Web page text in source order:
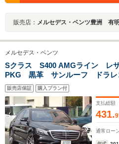
販売店： メルセデス・ベンツ豊洲 有明
メルセデス・ベンツ
Sクラス S400 AMGライン レ
PKG 黒革 サンルーフ ドラ
グ 全周囲カメラ ブルメスター
販売店保証 購入プラン付
支払総額
431.9
通常ロー